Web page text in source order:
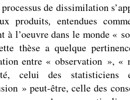
de dissimilation
produits, entendues
à l’oeuvre dans le monde «
thèse a quelque
entre « observation », «
celui des
» peut-être, celle des